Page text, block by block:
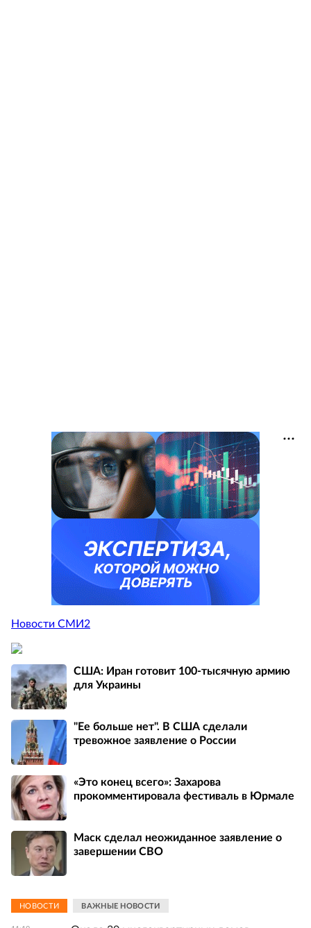
Новости СМИ2
США: Иран готовит 100-тысячную армию
для Украины
"Ее больше нет". В США сделали
тревожное заявление о России
«Это конец всего»: Захарова
прокомментировала фестиваль в Юрмале
Маск сделал неожиданное заявление о
завершении СВО
НОВОСТИ ВАЖНЫЕ НОВОСТИ